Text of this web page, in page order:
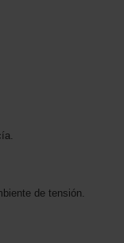
de tensión.